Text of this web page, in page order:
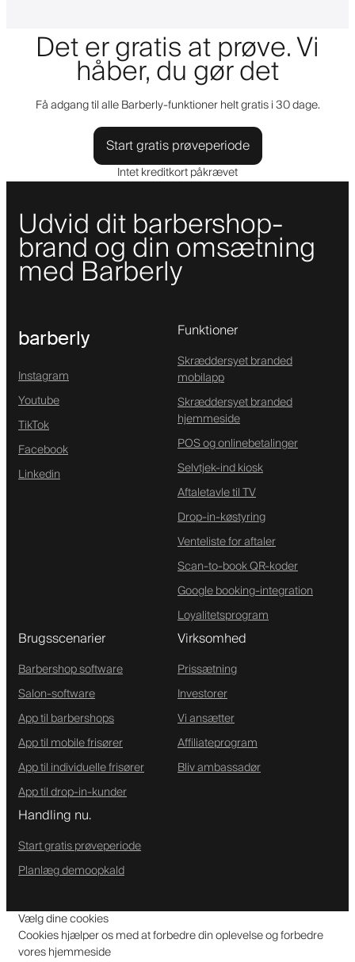
Det er gratis at prøve. Vi
håber, du gør det
Få adgang til alle Barberly-funktioner helt gratis i 30 dage.
Start gratis prøveperiode
Intet kreditkort påkrævet
Udvid dit barbershop-
brand og din omsætning
med Barberly
barberly
Instagram
Youtube
TikTok
Facebook
Linkedin
Funktioner
Skræddersyet branded
mobilapp
Skræddersyet branded
hjemmeside
POS og onlinebetalinger
Selvtjek-ind kiosk
Aftaletavle til TV
Drop-in-køstyring
Venteliste for aftaler
Scan-to-book QR-koder
Google booking-integration
Loyalitetsprogram
Brugsscenarier
Barbershop software
Salon-software
App til barbershops
App til mobile frisører
App til individuelle frisører
App til drop-in-kunder
Virksomhed
Prissætning
Investorer
Vi ansætter
Affiliateprogram
Bliv ambassadør
Handling nu.
Start gratis prøveperiode
Planlæg demoopkald
Vælg dine cookies
Cookies hjælper os med at forbedre din oplevelse og forbedre
vores hjemmeside